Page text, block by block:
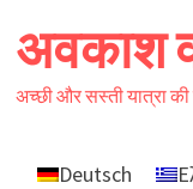
to
content
अवकाश
अच्छी और सस्ती यात्रा की
Deutsch